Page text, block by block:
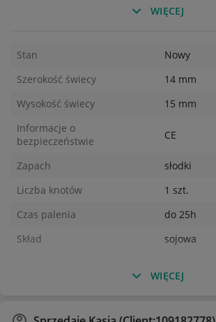
Ciastko
Róża
WIĘCEJ
Stan
Nowy
Szerokość świecy
14 mm
Wysokość świecy
15 mm
Informacje o
bezpieczeństwie
CE
Zapach
słodki
Liczba knotów
1 szt.
Czas palenia
do 25h
Skład
sojowa
WIĘCEJ